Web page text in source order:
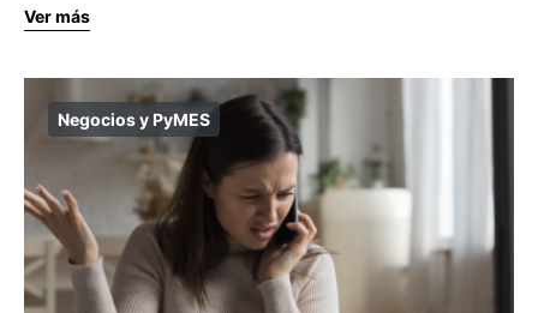
Ver más
Negocios y PyMES